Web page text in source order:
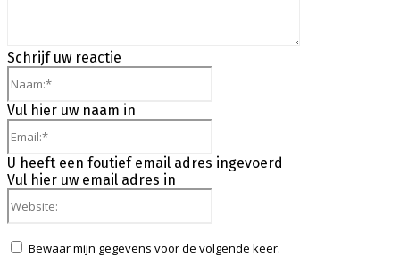
Schrijf uw reactie
Vul hier uw naam in
U heeft een foutief email adres ingevoerd
Vul hier uw email adres in
Bewaar mijn gegevens voor de volgende keer.